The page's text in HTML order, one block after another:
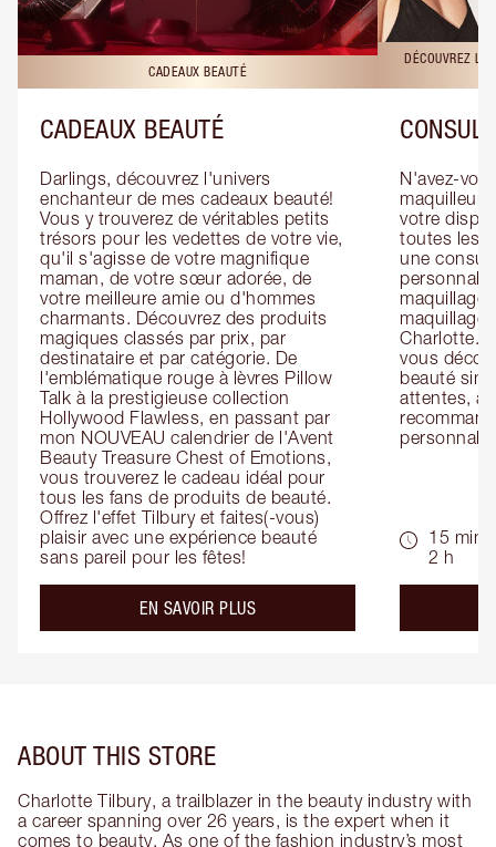
CADEAUX BEAUTÉ
CADEAUX BEAUTÉ
Darlings, découvrez l'univers
enchanteur de mes cadeaux beauté!
Vous y trouverez de véritables petits
trésors pour les vedettes de votre vie,
qu'il s'agisse de votre magnifique
maman, de votre sœur adorée, de
votre meilleure amie ou d'hommes
charmants. Découvrez des produits
magiques classés par prix, par
destinataire et par catégorie. De
l'emblématique rouge à lèvres Pillow
Talk à la prestigieuse collection
Hollywood Flawless, en passant par
mon NOUVEAU calendrier de l'Avent
Beauty Treasure Chest of Emotions,
vous trouverez le cadeau idéal pour
tous les fans de produits de beauté.
Offrez l'effet Tilbury et faites(-vous)
plaisir avec une expérience beauté
sans pareil pour les fêtes!
EN SAVOIR PLUSabout the
DÉCOUVREZ
N'avez-
maquilleur
votre
toutes les
une
maquillage
maquillage
Charlotte.
vous
beauté
attentes,
15 min -
2 h
ABOUT THIS STORE
Charlotte Tilbury, a trailblazer in the beauty industry with
a career spanning over 26 years, is the expert when it
comes to beauty. As one of the fashion industry’s most